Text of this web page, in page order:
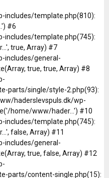
template.php(810):
#6
template.php(745):
true, Array) #7
includes/general-
true, true, Array) #8
parts/single/style-2.php(93):
haderslevspuls.dk/wp-
home/www/hader...') #10
template.php(745):
false, Array) #11
includes/general-
true, false, Array) #12
parts/content-single.php(15):